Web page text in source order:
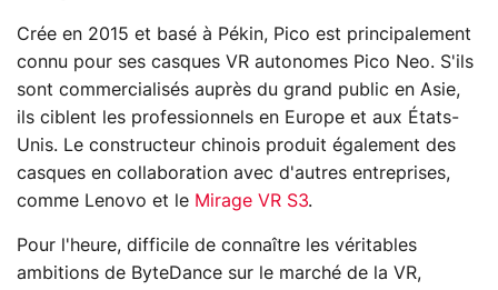
Crée en 2015 et basé à Pékin, Pico est principalement
connu pour ses casques VR autonomes Pico Neo. S'ils
sont commercialisés auprès du grand public en Asie,
ils ciblent les professionnels en Europe et aux États-
Unis. Le constructeur chinois produit également des
casques en collaboration avec d'autres entreprises,
comme Lenovo et le Mirage VR S3.
Pour l'heure, difficile de connaître les véritables
ambitions de ByteDance sur le marché de la VR,